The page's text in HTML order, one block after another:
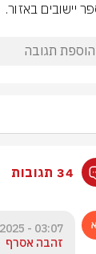
יישובים באזור.
34 תגובות
03:07 - 24.06.2025
זהבה אסרף